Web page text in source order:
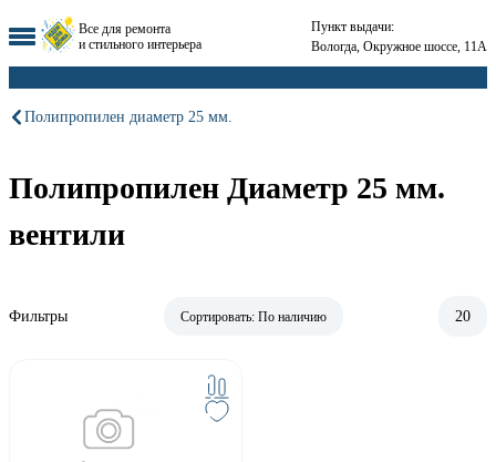
Все для ремонта
и стильного интерьера
Пункт выдачи:
Вологда, Окружное шоссе, 11А
Полипропилен диаметр 25 мм.
Полипропилен Диаметр 25 мм.
вентили
Фильтры Сортировать: По наличию 20